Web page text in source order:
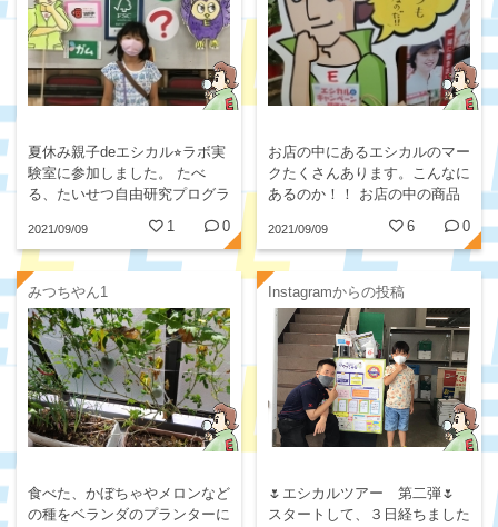
夏休み親子deエシカル⭐︎ラボ実
験室に参加しました。 たべ
る、たいせつ自由研究プログラ
2021/09/09 1 0
お店の中にあるエシカルのマー
クたくさんあります。こんなに
あるのか！！ お店の中の商品
アピールするコメントもとても
楽しかったです。
2021/09/09 6 0
みつちやん1
食べた、かぼちゃやメロンなど
の種をベランダのプランターに
Instagramからの投稿
🌷エシカルツアー 第二弾🌷
スタートして、３日経ちました